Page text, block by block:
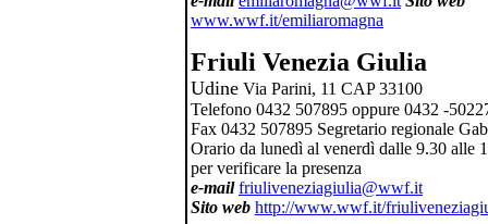
www.wwf.it/emiliaromagna
Friuli Venezia Giulia
Udine Via Parini, 11 CAP 33100
Telefono 0432 507895 oppure 0432 -
Fax 0432 507895 Segretario regionale
Orario da lunedì al venerdì dalle 9.30 alle
per verificare la presenza
e-mail friuliveneziagiulia@wwf.it
Sito web http://www.wwf.it/